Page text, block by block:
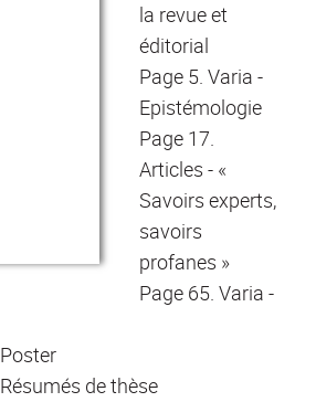
la revue et
éditorial
Page 5. Varia -
Epistémologie
Page 17.
Articles - «
Savoirs experts,
savoirs
profanes »
Page 65. Varia -
de thèse